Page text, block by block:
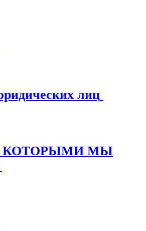
лиц
КОТОРЫМИ МЫ